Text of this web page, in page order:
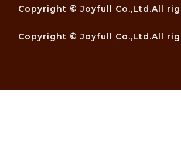
Copyright © Joyfull Co.,Ltd.All
Copyright © Joyfull Co.,Ltd.All